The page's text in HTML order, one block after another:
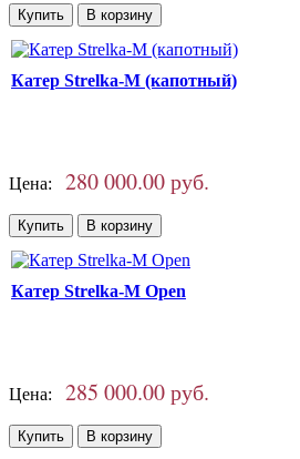
Катер Strelka-M (капотный)
Цена: 280 000.00 руб.
Катер Strelka-M Open
Цена: 285 000.00 руб.